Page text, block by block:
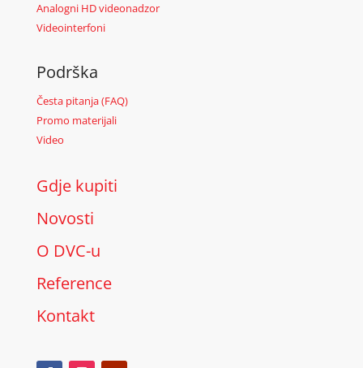
Analogni HD videonadzor
Videointerfoni
Podrška
Česta pitanja (FAQ)
Promo materijali
Video
Gdje kupiti
Novosti
O DVC-u
Reference
Kontakt